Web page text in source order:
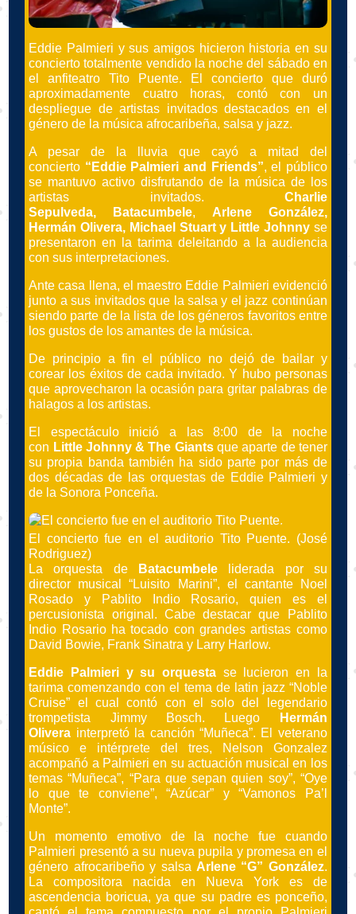
Eddie Palmieri y sus amigos hicieron historia en su
concierto totalmente vendido la noche del sábado en
el anfiteatro Tito Puente. El concierto que duró
aproximadamente cuatro horas, contó con un
despliegue de artistas invitados destacados en el
género de la música afrocaribeña, salsa y jazz.
A pesar de la lluvia que cayó a mitad del
concierto “Eddie Palmieri and Friends”, el público
se mantuvo activo disfrutando de la música de los
artistas invitados. Charlie
Sepulveda,
Batacumbele, Arlene González,
Hermán Olivera, Michael Stuart y Little Johnny se
presentaron en la tarima deleitando a la audiencia
con sus interpretaciones.
Ante casa llena, el maestro Eddie Palmieri evidenció
junto a sus invitados que la salsa y el jazz continúan
siendo parte de la lista de los géneros favoritos entre
los gustos de los amantes de la música.
De principio a fin el público no dejó de bailar y
corear los éxitos de cada invitado. Y hubo personas
que aprovecharon la ocasión para gritar palabras de
halagos a los artistas.
El espectáculo inició a las 8:00 de la noche
con Little Johnny & The Giants que aparte de tener
su propia banda también ha sido parte por más de
dos décadas de las orquestas de Eddie Palmieri y
de la Sonora Ponceña.
El concierto fue en el auditorio Tito Puente. (José
Rodriguez)
La orquesta de
Batacumbele liderada por su
director musical “Luisito Marini”, el cantante Noel
Rosado y Pablito Indio Rosario, quien es el
percusionista original. Cabe destacar que Pablito
Indio Rosario ha tocado con grandes artistas como
David Bowie, Frank Sinatra y Larry Harlow.
Eddie Palmieri y su orquesta se lucieron en la
tarima comenzando con el tema de latin jazz “Noble
Cruise” el cual contó con el solo del legendario
trompetista Jimmy Bosch. Luego
Hermán
Olivera interpretó la canción “Muñeca”. El veterano
músico e intérprete del tres, Nelson Gonzalez
acompañó a Palmieri en su actuación musical en los
temas “Muñeca”, “Para que sepan quien soy”, “Oye
lo que te conviene”, “Azúcar” y “Vamonos Pa’l
Monte”.
Un momento emotivo de la noche fue cuando
Palmieri presentó a su nueva pupila y promesa en el
género afrocaribeño y salsa Arlene “G” González.
La compositora nacida en Nueva York es de
ascendencia boricua, ya que su padre es ponceño,